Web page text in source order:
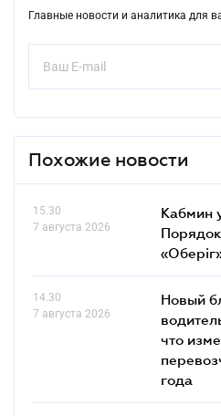
Главные новости и аналитика для
Похожие новости
15.30
7 августа 2026
Кабмин
14.30
7 августа 2026
Новый
что
года